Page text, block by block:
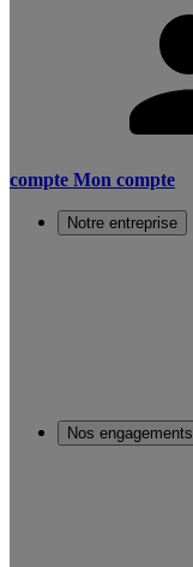
compte Mon compte
Notre entreprise
Nos engagements